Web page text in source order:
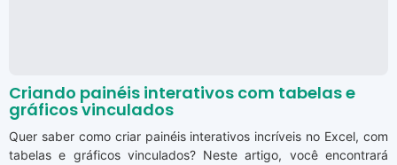
Criando painéis interativos com tabelas e
gráficos vinculados
Quer saber como criar painéis interativos incríveis no Excel, com
tabelas e gráficos vinculados? Neste artigo, você encontrará